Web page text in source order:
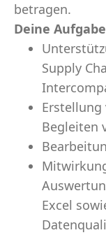
betragen.
Deine
Supply
Erstellung
Begleiten
Excel